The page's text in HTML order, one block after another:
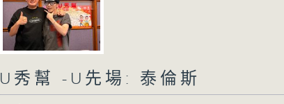
U秀幫 -U先場: 泰倫斯